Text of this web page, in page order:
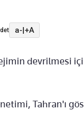
a-|+A
devrilmesi
Tahran'ı